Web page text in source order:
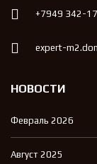
+7949 342-
expert-
НОВОСТИ
Февраль 2026
Август 2025